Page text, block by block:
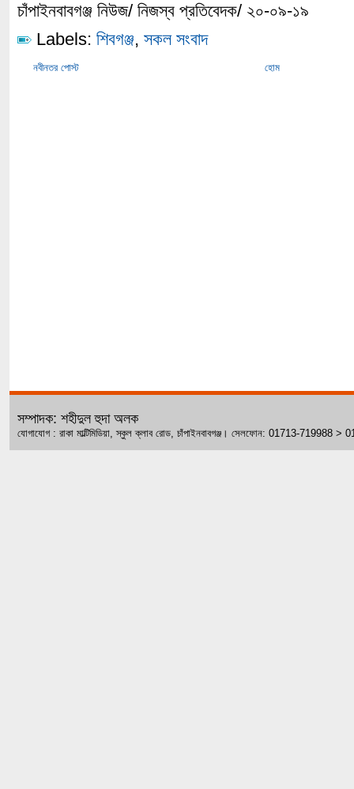
চাঁপাইনবাবগঞ্জ নিউজ/ নিজস্ব প্রতিবেদক/ ২০-০৯-১৯
Labels: শিবগঞ্জ, সকল সংবাদ
নবীনতর পোস্ট হোম
সম্পাদক: শহীদুল হুদা অলক
যোগাযোগ : রাকা মাল্টিমিডিয়া, স্কুল ক্লাব রোড, চাঁপাইনবাবগঞ্জ। সেলফোন: 01713-